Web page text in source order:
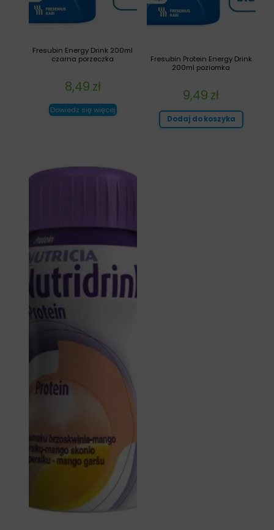
Fresubin Protein Energy Drink
200ml poziomka
9,49 zł
Dodaj do koszyka
Fresubin Energy Drink 200ml
czarna porzeczka
8,49 zł
Dowiedz się więcej